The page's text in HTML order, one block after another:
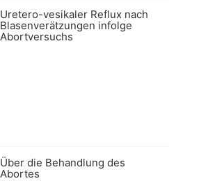
Uretero-vesikaler Reflux nach
Blasenverätzungen infolge
Abortversuchs
Über die Behandlung des
Abortes